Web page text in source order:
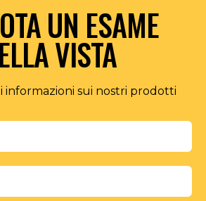
UN ESAME
VISTA
informazioni sui nostri prodotti